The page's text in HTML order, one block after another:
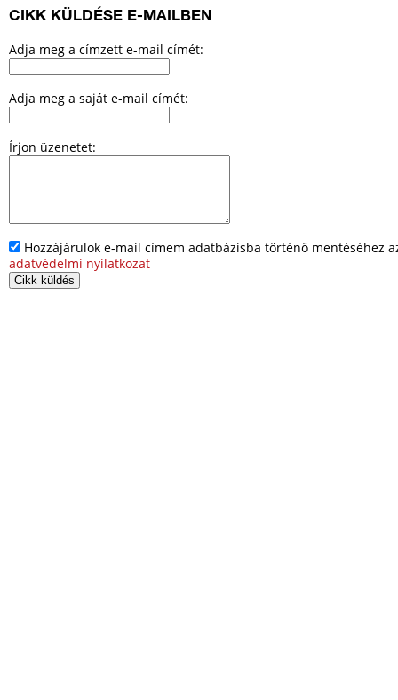
CIKK KÜLDÉSE E-MAILBEN
Adja meg a címzett e-mail címét:
Adja meg a saját e-mail címét:
Írjon üzenetet:
Hozzájárulok e-mail címem adatbázisba történő mentéséhez
adatvédelmi nyilatkozat